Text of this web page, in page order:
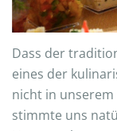
Dass der
eines der
nicht in
stimmte uns